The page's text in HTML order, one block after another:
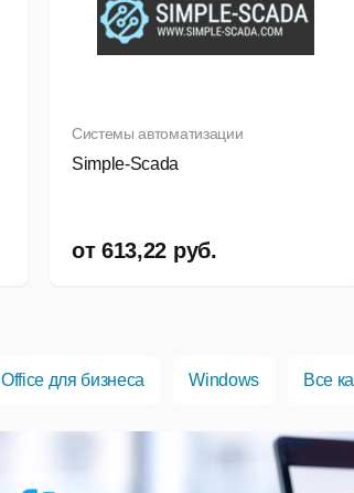
Simple-Scada
Системы автоматизации
от613,22 руб.
Office для бизнеса Windows Все